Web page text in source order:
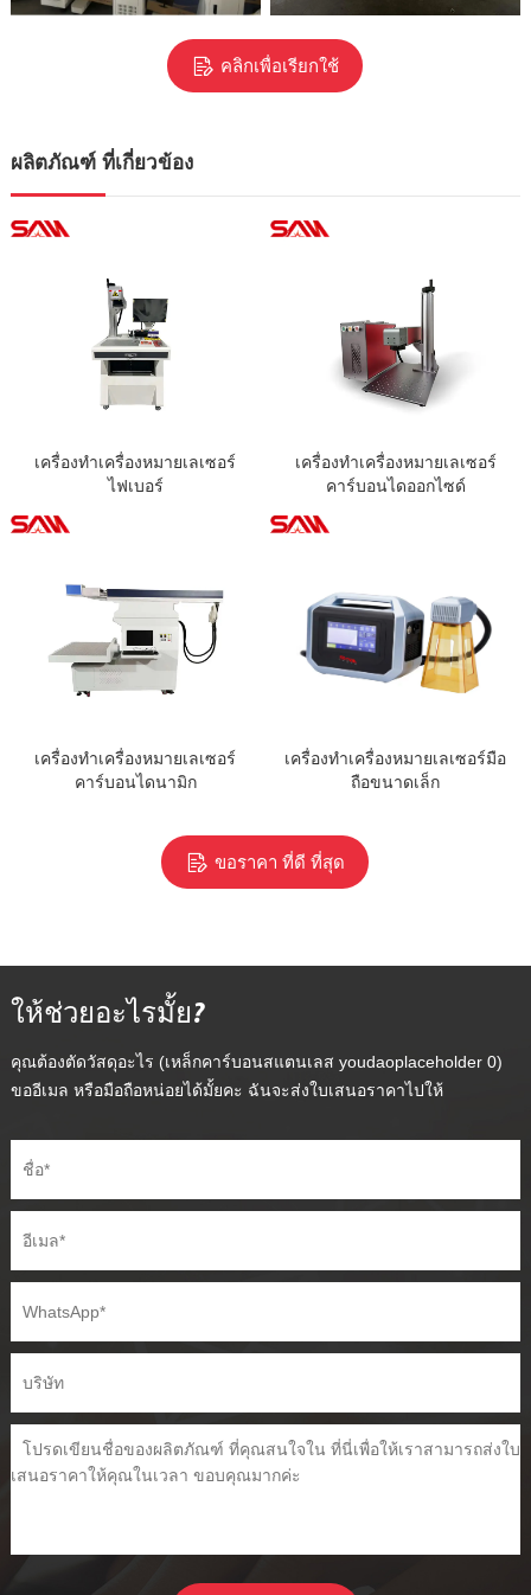
คลิกเพื่อเรียกใช้
ผลิตภัณฑ์ ที่เกี่ยวข้อง
เครื่องทำเครื่องหมายเลเซอร์
ไฟเบอร์
เครื่องทำเครื่องหมายเลเซอร์
คาร์บอนไดออกไซด์
เครื่องทำเครื่องหมายเลเซอร์
คาร์บอนไดนามิก
เครื่องทำเครื่องหมายเลเซอร์มือ
ถือขนาดเล็ก
ขอราคา ที่ดี ที่สุด
ให้ช่วยอะไรมั้ย?
คุณต้องตัดวัสดุอะไร (เหล็กคาร์บอนสแตนเลส youdaoplaceholder 0)
ขออีเมล หรือมือถือหน่อยได้มั้ยคะ ฉันจะส่งใบเสนอราคาไปให้